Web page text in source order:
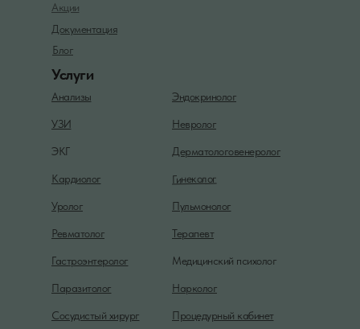
Услуги
Акции
Документация
Блог
Уролог
Кардиолог
ЭКГ
УЗИ
Анализы
Сосудистый хирург
Паразитолог
Медицинский психолог
Ревматолог
Пульмонолог
Гинеколог
Дерматологовенеролог
Невролог
Эндокринолог
Процедурный кабинет
Нарколог
Гастроэнтеролог
Терапевт